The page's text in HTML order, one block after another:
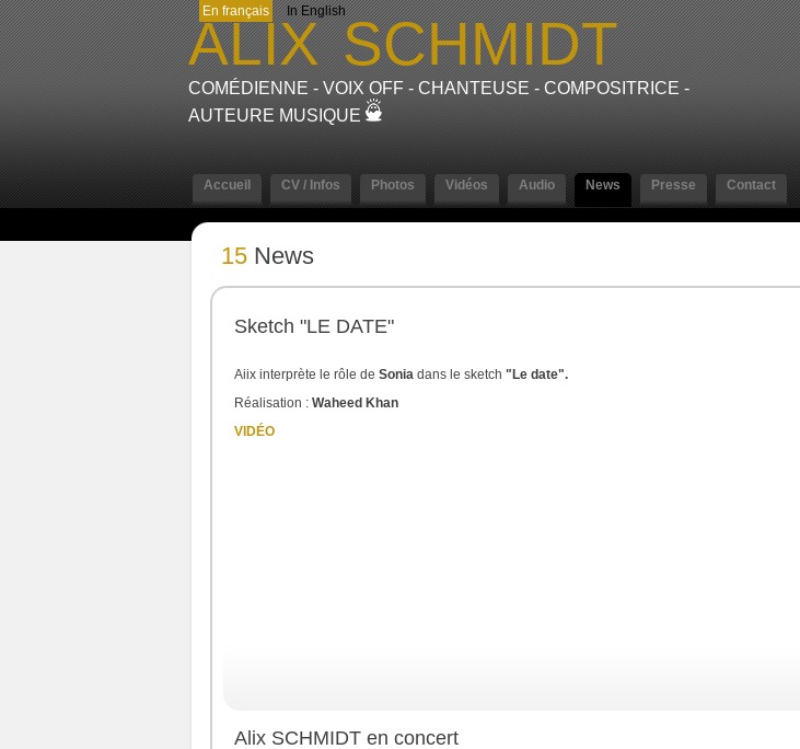
En français In English
ALIX SCHMIDT
COMÉDIENNE - VOIX OFF - CHANTEUSE - COMPOSITRICE -
AUTEURE MUSIQUE
Accueil CV / Infos Photos Vidéos Audio News Presse Contact
15 News
Sketch "LE DATE"
Aiix interprète le rôle de Sonia dans le sketch "Le date".
Réalisation : Waheed Khan
VIDÉO
Alix SCHMIDT en concert